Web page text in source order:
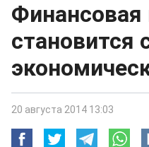
Финансовая
становится
20 августа 2014 13:03